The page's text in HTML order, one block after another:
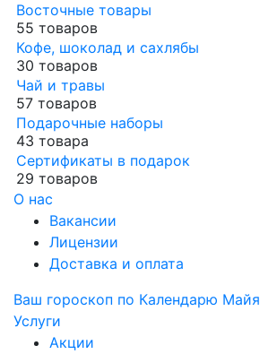
Восточные товары
55 товаров
Кофе, шоколад и сахлябы
30 товаров
Чай и травы
57 товаров
Подарочные наборы
43 товара
Сертификаты в подарок
29 товаров
О нас
Вакансии
Лицензии
Доставка и оплата
Ваш гороскоп по Календарю Майя
Услуги
Акции